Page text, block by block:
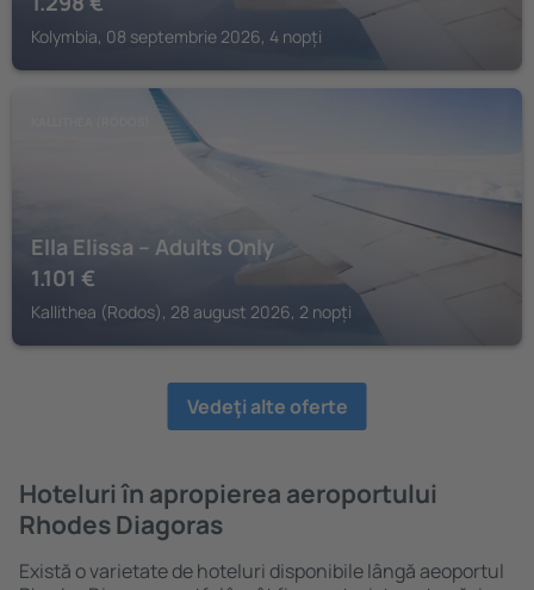
Kolymbia, 08 septembrie 2026, 4 nopți
Ella Elissa – Adults Only
1.101 €
Kallithea (Rodos), 28 august 2026, 2 nopți
Vedeţi alte oferte
Hoteluri în apropierea aeroportului
Rhodes Diagoras
Există o varietate de hoteluri disponibile lângă aeoportul